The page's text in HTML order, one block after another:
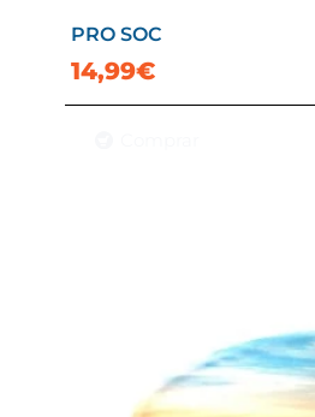
PRO SOC
14,99€